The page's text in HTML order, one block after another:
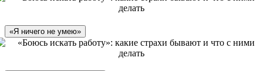
«Я ничего не умею»